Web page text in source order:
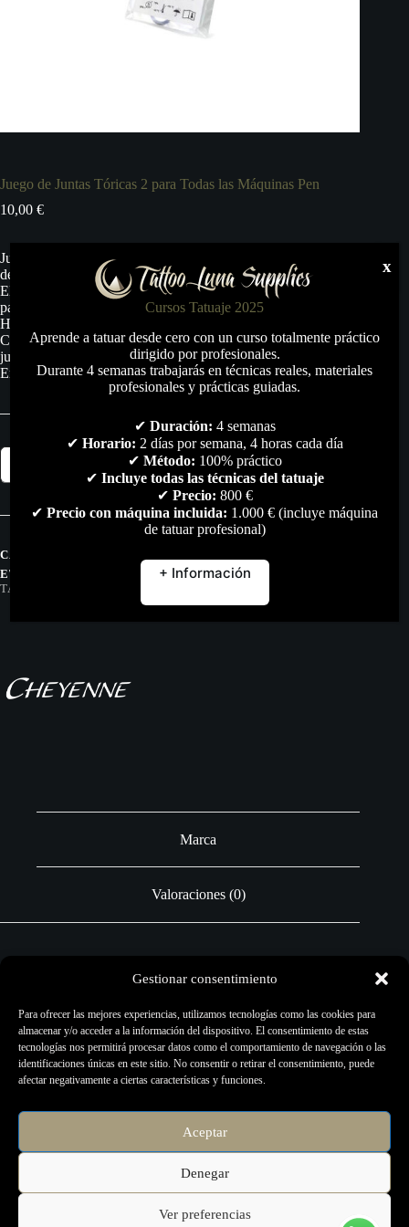
Gestionar consentimiento
Para ofrecer las mejores experiencias, utilizamos tecnologías como las cookies para
almacenar y/o acceder a la información del dispositivo. El consentimiento de estas
tecnologías nos permitirá procesar datos como el comportamiento de navegación o las
identificaciones únicas en este sitio. No consentir o retirar el consentimiento, puede
afectar negativamente a ciertas características y funciones.
Aceptar
Denegar
Ver preferencias
Juego de Juntas Tóricas 2 para Todas las Máquinas Pen
10,00 €
Juego de juntas tóricas 2 – para todas las máquinas con forma
de bolígrafo
El juego de juntas tóricas 2 contiene 5 pares de juntas tóricas
para todas las máquinas con forma de bolígrafo (HAWK Pen,
HAWK Pen Unio, SOL Nova, SOL Nova Unlimited) de
Cheyenne. Incluye 5 juntas tóricas de 16 mm de diámetro y 5
juntas tóricas de 19 mm de diámetro.
Empaquetado por pares.
Juego
Juntas
2
las
Máquinas
Pen
Añadir al carrito
CATEGORÍAS:
ETIQUETAS:
MAQUINA,O-RING
TATTOO
Marca
Valoraciones (0)
CHEYENNE
Cursos Tatuaje 2025
Aprende a tatuar desde cero con un curso totalmente práctico
dirigido por profesionales.
Durante 4 semanas trabajarás en técnicas reales, materiales
profesionales y prácticas guiadas.
✔ Duración: 4 semanas
✔ Horario: 2 días por semana, 4 horas cada día
✔ Método: 100% práctico
✔ Incluye todas las técnicas del tatuaje
✔ Precio: 800 €
✔ Precio con máquina incluida: 1.000 € (incluye máquina
de tatuar profesional)
+ Información
x